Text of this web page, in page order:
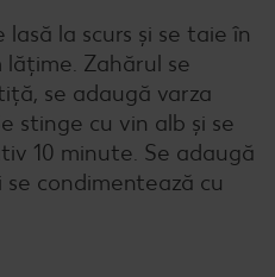
lasă la scurs și se taie în
lățime. Zahărul se
se adaugă varza
stinge cu vin alb și se
10 minute. Se adaugă
condimentează cu